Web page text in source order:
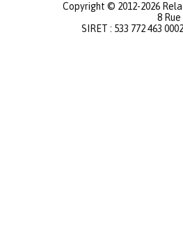
Copyright © 2012-2026
8
SIRET : 533 772 463